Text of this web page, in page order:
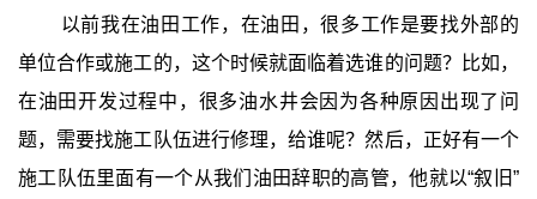
以前我在油田工作，在油田，很多工作是要找外部的
单位合作或施工的，这个时候就面临着选谁的问题？比如，
在油田开发过程中，很多油水井会因为各种原因出现了问
题，需要找施工队伍进行修理，给谁呢？然后，正好有一个
施工队伍里面有一个从我们油田辞职的高管，他就以“叙旧”